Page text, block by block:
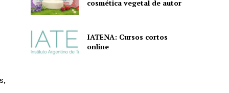
cosmética vegetal de autor
IATENA: Cursos cortos
online